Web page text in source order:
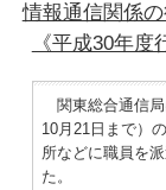
情報通信関係
《平成30年度
関東総合通信局
10月21日まで）
所などに職員を
た。